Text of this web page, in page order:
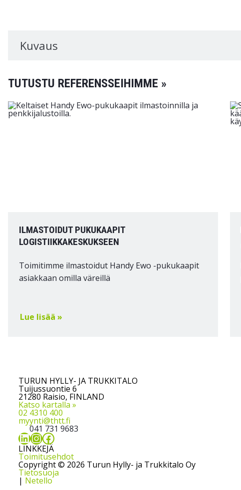
Kuvaus
TUTUSTU REFERENSSEIHIMME »
ILMASTOIDUT PUKUKAAPIT
LOGISTIIKKAKESKUKSEEN
Toimitimme ilmastoidut Handy Ewo -pukukaapit
asiakkaan omilla väreillä
Lue lisää »
TURUN HYLLY- JA TRUKKITALO
Tuijussuontie 6
21280 Raisio, FINLAND
Katso kartalla »
02 4310 400
myynti@thtt.fi
041 731 9683
LinkedIn
Instagram
Facebook
LINKKEJÄ
Toimitusehdot
Copyright © 2026 Turun Hylly- ja Trukkitalo Oy
Tietosuoja
| Netello